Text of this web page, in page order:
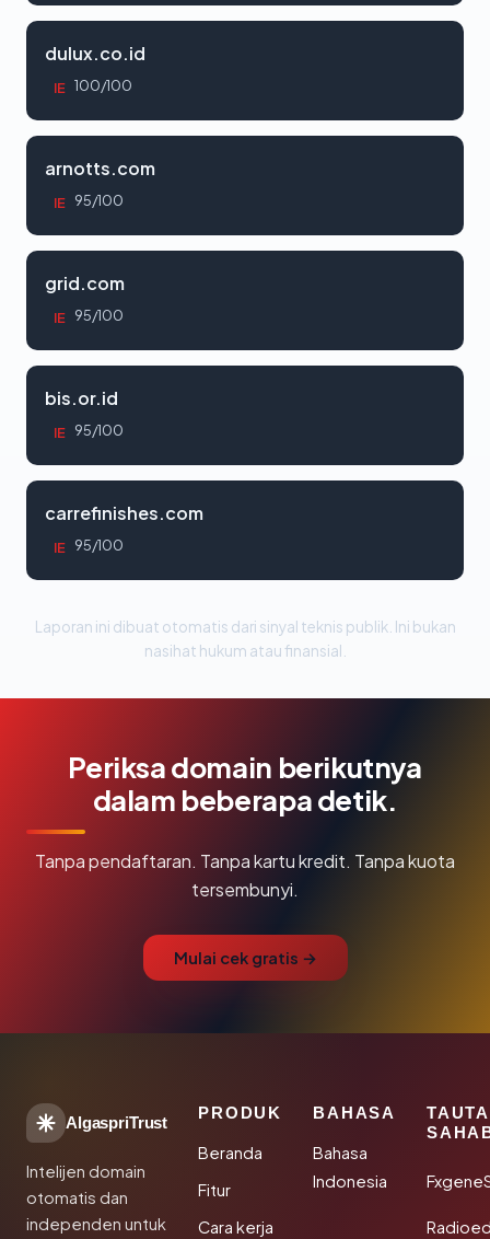
dulux.co.id
IE 100/100
arnotts.com
IE 95/100
grid.com
IE 95/100
bis.or.id
IE 95/100
carrefinishes.com
IE 95/100
Laporan ini dibuat otomatis dari sinyal teknis publik. Ini bukan
nasihat hukum atau finansial.
Periksa domain berikutnya
dalam beberapa detik.
Tanpa pendaftaran. Tanpa kartu kredit. Tanpa kuota
tersembunyi.
Mulai cek gratis →
AlgaspriTrust
Intelijen domain
otomatis dan
independen untuk
PRODUK
Beranda
Fitur
Cara kerja
BAHASA
Bahasa
Indonesia